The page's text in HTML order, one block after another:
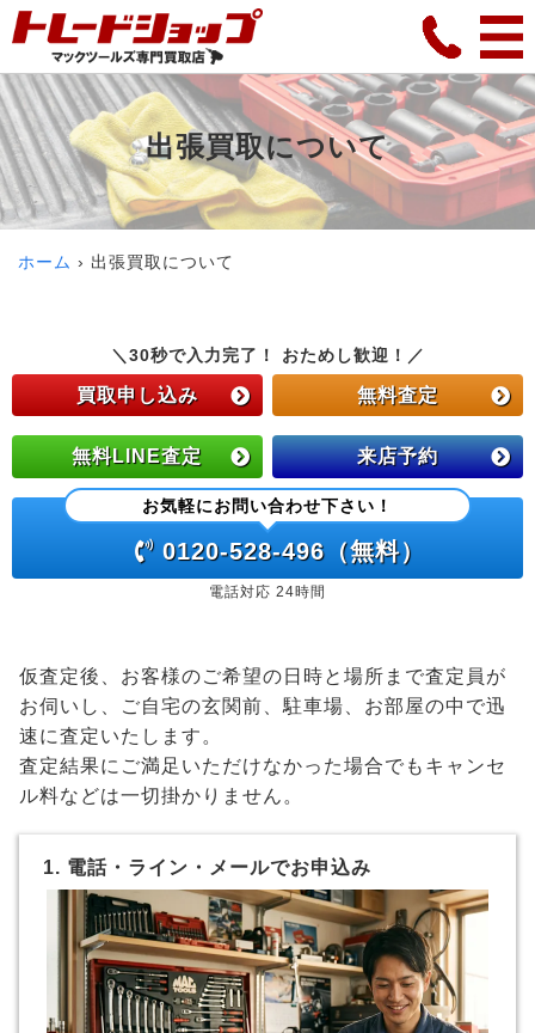
出張買取について
ホーム 出張買取について
＼30秒で入力完了！ おためし歓迎！／
買取申し込み 無料査定
無料LINE査定 来店予約
お気軽にお問い合わせ下さい！
0120-528-496（無料）
電話対応 24時間
仮査定後、お客様のご希望の日時と場所まで査定員が
お伺いし、ご自宅の玄関前、駐車場、お部屋の中で迅
速に査定いたします。
査定結果にご満足いただけなかった場合でもキャンセ
ル料などは一切掛かりません。
1. 電話・ライン・メールでお申込み